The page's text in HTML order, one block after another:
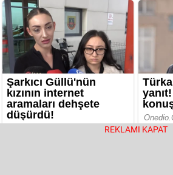
REKLAMI KAPAT